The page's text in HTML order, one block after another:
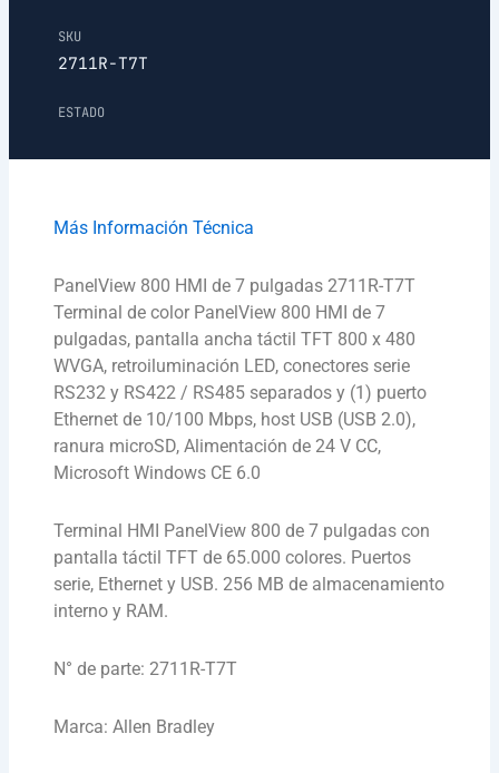
SKU
2711R-T7T
ESTADO
Más Información Técnica
PanelView 800 HMI de 7 pulgadas 2711R-T7T
Terminal de color PanelView 800 HMI de 7
pulgadas, pantalla ancha táctil TFT 800 x 480
WVGA, retroiluminación LED, conectores serie
RS232 y RS422 / RS485 separados y (1) puerto
Ethernet de 10/100 Mbps, host USB (USB 2.0),
ranura microSD, Alimentación de 24 V CC,
Microsoft Windows CE 6.0
Terminal HMI PanelView 800 de 7 pulgadas con
pantalla táctil TFT de 65.000 colores. Puertos
serie, Ethernet y USB. 256 MB de almacenamiento
interno y RAM.
N° de parte: 2711R-T7T
Marca: Allen Bradley